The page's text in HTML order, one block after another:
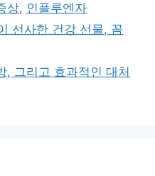
상, 인플루엔자
선사한 건강 선물, 꼼
, 그리고 효과적인 대처